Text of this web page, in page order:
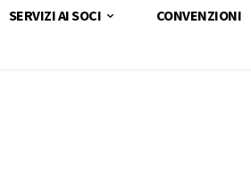
SERVIZI AI SOCI CONVENZIONI